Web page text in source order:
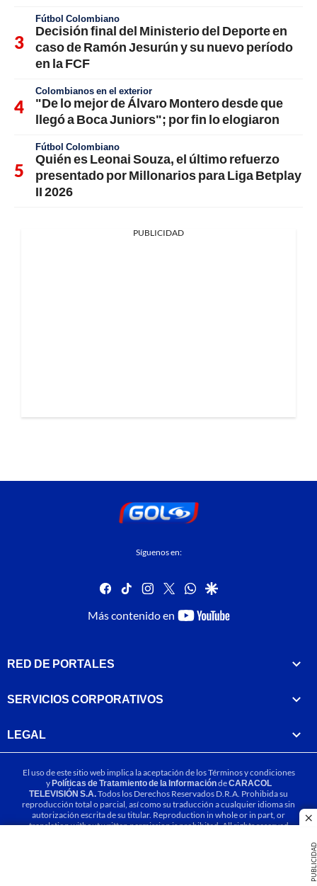
PUBLICIDAD
Fútbol Colombiano
Decisión final del Ministerio del Deporte en
caso de Ramón Jesurún y su nuevo período
en la FCF
Colombianos en el exterior
"De lo mejor de Álvaro Montero desde que
llegó a Boca Juniors"; por fin lo elogiaron
Fútbol Colombiano
Quién es Leonai Souza, el último refuerzo
presentado por Millonarios para Liga Betplay
II 2026
PUBLICIDAD
Síguenos en:
facebook
tiktok instagram
twitterwhatsapp
google
Más contenido en
youtube-
RED DE PORTALES
SERVICIOS CORPORATIVOS
LEGAL
El uso de este sitio web implica la aceptación de losTérminos y condiciones
yPolíticas de Tratamiento de la InformacióndeCARACOL
TELEVISIÓN S.A.Todos los Derechos Reservados D.R.A. Prohibida su
reproducción total o parcial, así como su traducción a cualquier idioma sin
autorización escrita de su titular. Reproduction in whole or in part, or
translation without written permission is prohibited. All rights reserved